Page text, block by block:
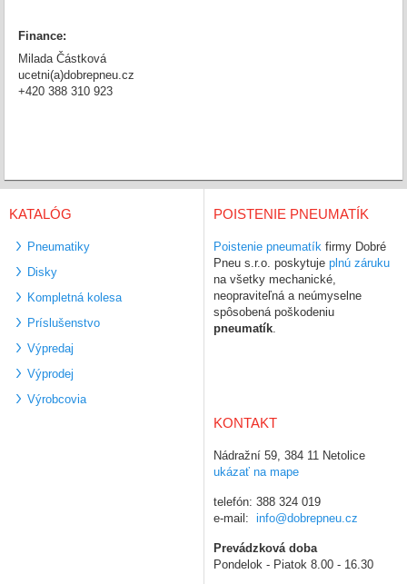
Finance:
Milada Částková
ucetni(a)dobrepneu.cz
+420 388 310 923
KATALÓG
Pneumatiky
Disky
Kompletná kolesa
Príslušenstvo
Výpredaj
Výprodej
Výrobcovia
POISTENIE PNEUMATÍK
Poistenie pneumatík firmy Dobré
Pneu s.r.o. poskytuje plnú záruku
na všetky mechanické,
neopraviteľná a neúmyselne
spôsobená poškodeniu
pneumatík.
KONTAKT
Nádražní 59, 384 11 Netolice
ukázať na mape
telefón: 388 324 019
e-mail: info@dobrepneu.cz
Prevádzková doba
Pondelok - Piatok 8.00 - 16.30